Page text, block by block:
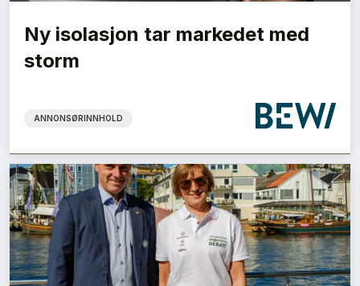
Byggenæringens Klimakonferanse 2026
Ny isolasjon tar markedet med
storm
ANNONSØRINNHOLD